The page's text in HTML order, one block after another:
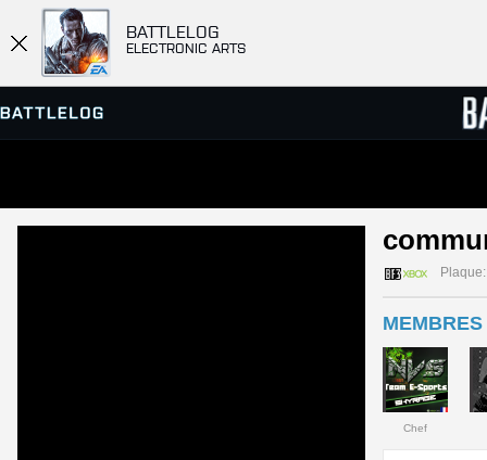
BATTLELOG
ELECTRONIC ARTS
SERVEURS
Plaque:
MEMBRES
Chef